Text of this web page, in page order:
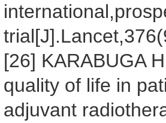
[26] KARABUGA
quality of life in
adjuvant